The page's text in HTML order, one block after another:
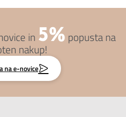
in 5% popusta na
nakup!
na e-novice